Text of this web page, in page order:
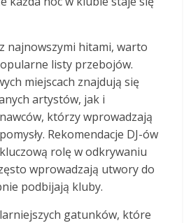
najnowszymi hitami, warto
listy przebojów.
miejscach znajdują się
artystów, jak i
którzy wprowadzają
Rekomendacje DJ-ów
rolę w odkrywaniu
wprowadzają utwory do
podbijają kluby.
gatunków, które